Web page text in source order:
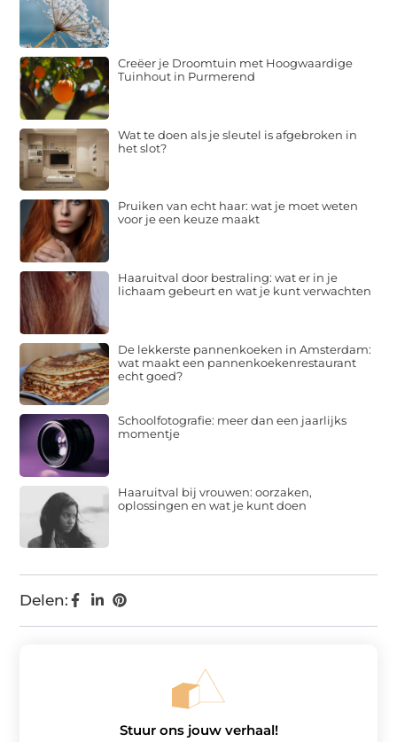
Delen:
Creëer je Droomtuin met Hoogwaardige
Tuinhout in Purmerend
Wat te doen als je sleutel is afgebroken in
het slot?
Pruiken van echt haar: wat je moet weten
voor je een keuze maakt
Haaruitval door bestraling: wat er in je
lichaam gebeurt en wat je kunt verwachten
De lekkerste pannenkoeken in Amsterdam:
wat maakt een pannenkoekenrestaurant
echt goed?
Schoolfotografie: meer dan een jaarlijks
momentje
Haaruitval bij vrouwen: oorzaken,
oplossingen en wat je kunt doen
Stuur ons jouw verhaal!